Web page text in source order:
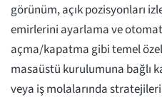
görünüm, açık pozisyonları
emirlerini ayarlama ve
açma/kapatma gibi temel
masaüstü kurulumuna bağlı
veya iş molalarında